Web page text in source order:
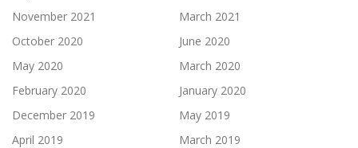
November 2021
March 2021
October 2020
June 2020
May 2020
March 2020
February 2020
January 2020
December 2019
May 2019
April 2019
March 2019